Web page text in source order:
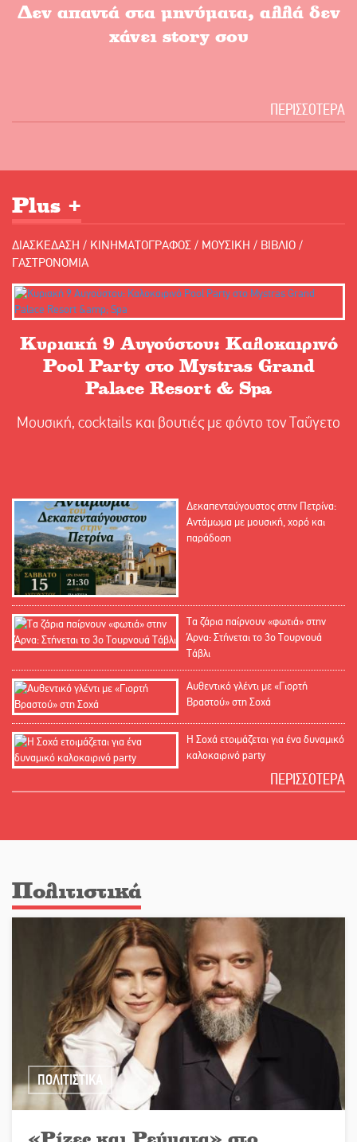
Δεν απαντά στα μηνύματα, αλλά δεν
χάνει story σου
ΠΕΡΙΣΣΟΤΕΡΑ
Plus +
ΔΙΑΣΚΕΔΑΣΗ / ΚΙΝΗΜΑΤΟΓΡΑΦΟΣ / ΜΟΥΣΙΚΗ / ΒΙΒΛΙΟ /
ΓΑΣΤΡΟΝΟΜΙΑ
Κυριακή 9 Αυγούστου: Καλοκαιρινό
Pool Party στο Mystras Grand
Palace Resort & Spa
Μουσική, cocktails και βουτιές με φόντο τον Ταΰγετο
Δεκαπενταύγουστος στην Πετρίνα:
Αντάμωμα με μουσική, χορό και
παράδοση
Τα ζάρια παίρνουν «φωτιά» στην
Άρνα: Στήνεται το 3ο Τουρνουά
Τάβλι
Αυθεντικό γλέντι με «Γιορτή
Βραστού» στη Σοχά
Η Σοχά ετοιμάζεται για ένα δυναμικό
καλοκαιρινό party
ΠΕΡΙΣΣΟΤΕΡΑ
Πολιτιστικά
ΠΟΛΙΤΙΣΤΙΚΑ